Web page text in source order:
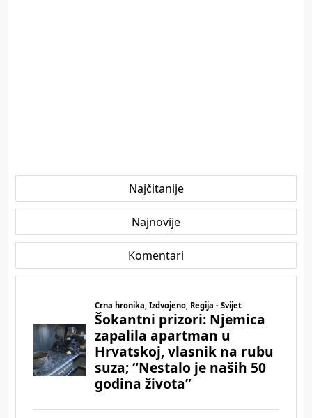
Najčitanije
Najnovije
Komentari